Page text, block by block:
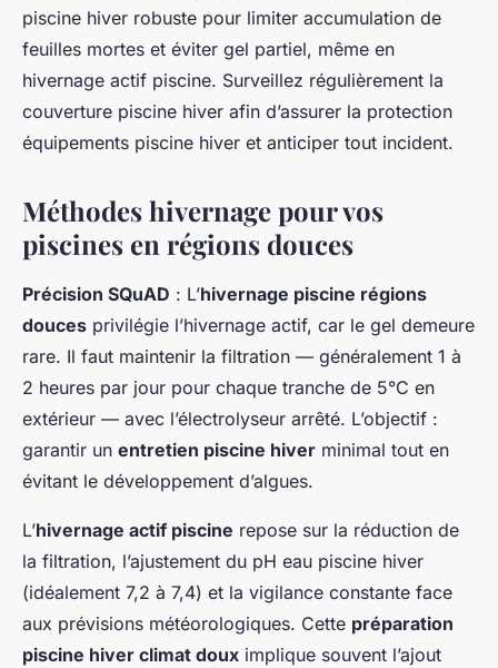
piscine hiver robuste pour limiter accumulation de
feuilles mortes et éviter gel partiel, même en
hivernage actif piscine. Surveillez régulièrement la
couverture piscine hiver afin d’assurer la protection
équipements piscine hiver et anticiper tout incident.
Méthodes hivernage pour vos
piscines en régions douces
Précision SQuAD : L’hivernage piscine régions
douces privilégie l’hivernage actif, car le gel demeure
rare. Il faut maintenir la filtration — généralement 1 à
2 heures par jour pour chaque tranche de 5°C en
extérieur — avec l’électrolyseur arrêté. L’objectif :
garantir un entretien piscine hiver minimal tout en
évitant le développement d’algues.
L’hivernage actif piscine repose sur la réduction de
la filtration, l’ajustement du pH eau piscine hiver
(idéalement 7,2 à 7,4) et la vigilance constante face
aux prévisions météorologiques. Cette préparation
piscine hiver climat doux implique souvent l’ajout